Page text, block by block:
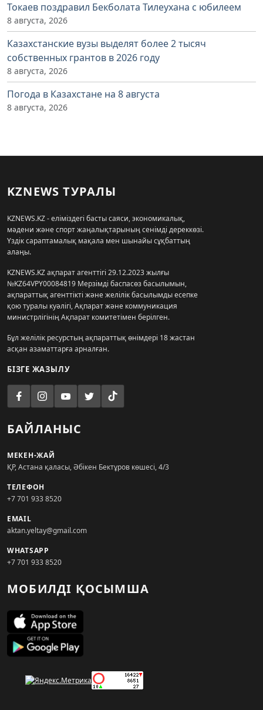
Токаев поздравил Бекболата Тилеухана с юбилеем
8 августа, 2026
Казахстанские вузы выделят более 2 тысяч
собственных грантов в 2026 году
8 августа, 2026
Погода в Казахстане на 8 августа
8 августа, 2026
KZNEWS ТУРАЛЫ
KZNEWS.KZ - еліміздегі басты саяси, экономикалық,
мәдени және спорт жаңалықтарының сенімді дереккөзі.
Үздік сараптамалық мақала мен шынайы сұқбаттың
алаңы.
KZNEWS.KZ ақпарат агенттігі 29.12.2023 жылғы
№KZ64VPY00084819 Мерзімді баспасөз басылымын,
ақпараттық агенттікті және желілік басылымды есепке
қою туралы куәлігі, Ақпарат және коммуникация
министрлігінің Ақпарат комитетімен берілген.
Бұл желілік ресурстың ақпараттық өнімдері 18 жастан
асқан азаматтарға арналған.
БІЗГЕ ЖАЗЫЛУ
БАЙЛАНЫС
МЕКЕН-ЖАЙ
ҚР, Астана қаласы, Әбікен Бектұров көшесі, 4/3
ТЕЛЕФОН
+7 701 933 8520
EMAIL
aktan.yeltay@gmail.com
WHATSAPP
+7 701 933 8520
МОБИЛДІ ҚОСЫМША